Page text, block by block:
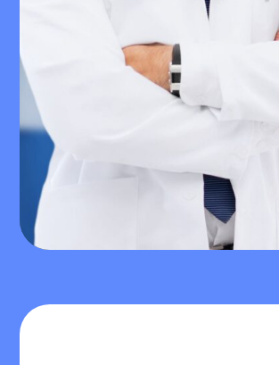
Чтобы
нами по
к нашим
Также вы можете посмотреть,